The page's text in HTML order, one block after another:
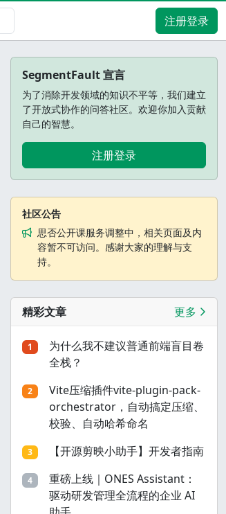
注册登录
SegmentFault 宣言
为了消除开发领域的知识不平等，我们建立
了开放式协作的问答社区。欢迎你加入贡献
自己的智慧。
注册登录
社区公告
思否公开课服务调整中，相关页面及内
容暂不可访问。感谢大家的理解与支
持。
精彩文章 更多
1
为什么我不建议普通前端盲目卷
全栈？
2
Vite压缩插件vite-plugin-pack-
orchestrator，自动搞定压缩、
校验、自动哈希命名
3 【开源剪映小助手】开发者指南
4
重磅上线｜ONES Assistant：
驱动研发管理全流程的企业 AI